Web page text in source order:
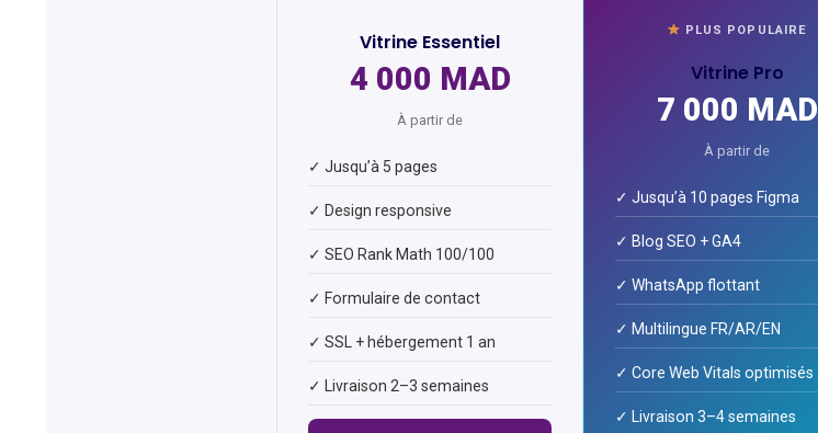
Vitrine Essentiel
4 000 MAD
À partir de
✓ Jusqu’à 5 pages
✓ Design responsive
✓ SEO Rank Math 100/100
✓ Formulaire de contact
✓ SSL + hébergement 1 an
✓ Livraison 2–3 semaines
PLUS POPULAIRE
Vitrine Pro
7 000 MAD
À partir de
✓ Jusqu’à 10 pages Figma
✓ Blog SEO + GA4
✓ WhatsApp flottant
✓ Multilingue FR/AR/EN
✓ Core Web Vitals optimisés
✓ Livraison 3–4 semaines